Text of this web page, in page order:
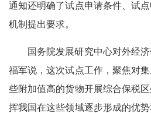
通知还明确了试点申请条件、试
机制提出要求。
国务院发展研究中心对外经
福军说，这次试点工作，聚焦对
些附加值高的货物开展综合保税
挥我国在这些领域逐步形成的优